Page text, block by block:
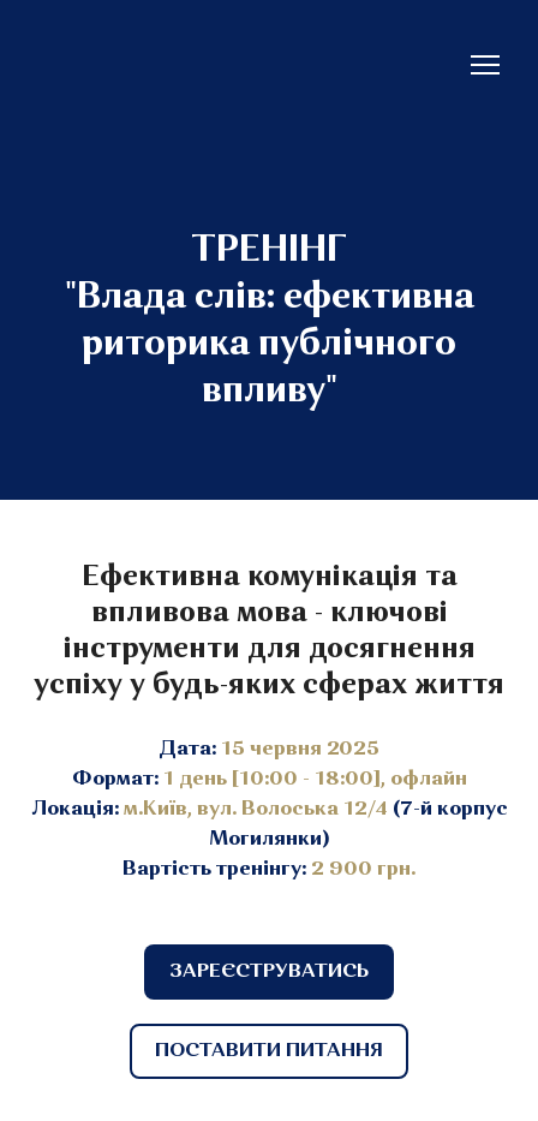
ТРЕНІНГ
"Влада слів: ефективна
риторика публічного
впливу"
Ефективна комунікація та
впливова мова - ключові
інструменти для досягнення
успіху у будь-яких сферах життя
Дата: 15 червня 2025
Формат: 1 день [10:00 - 18:00], офлайн
Локація: м.Київ, вул. Волоська 12/4 (7-й корпус
Могилянки)
Вартість тренінгу: 2 900 грн.
ЗАРЕЄСТРУВАТИСЬ
ПОСТАВИТИ ПИТАННЯ